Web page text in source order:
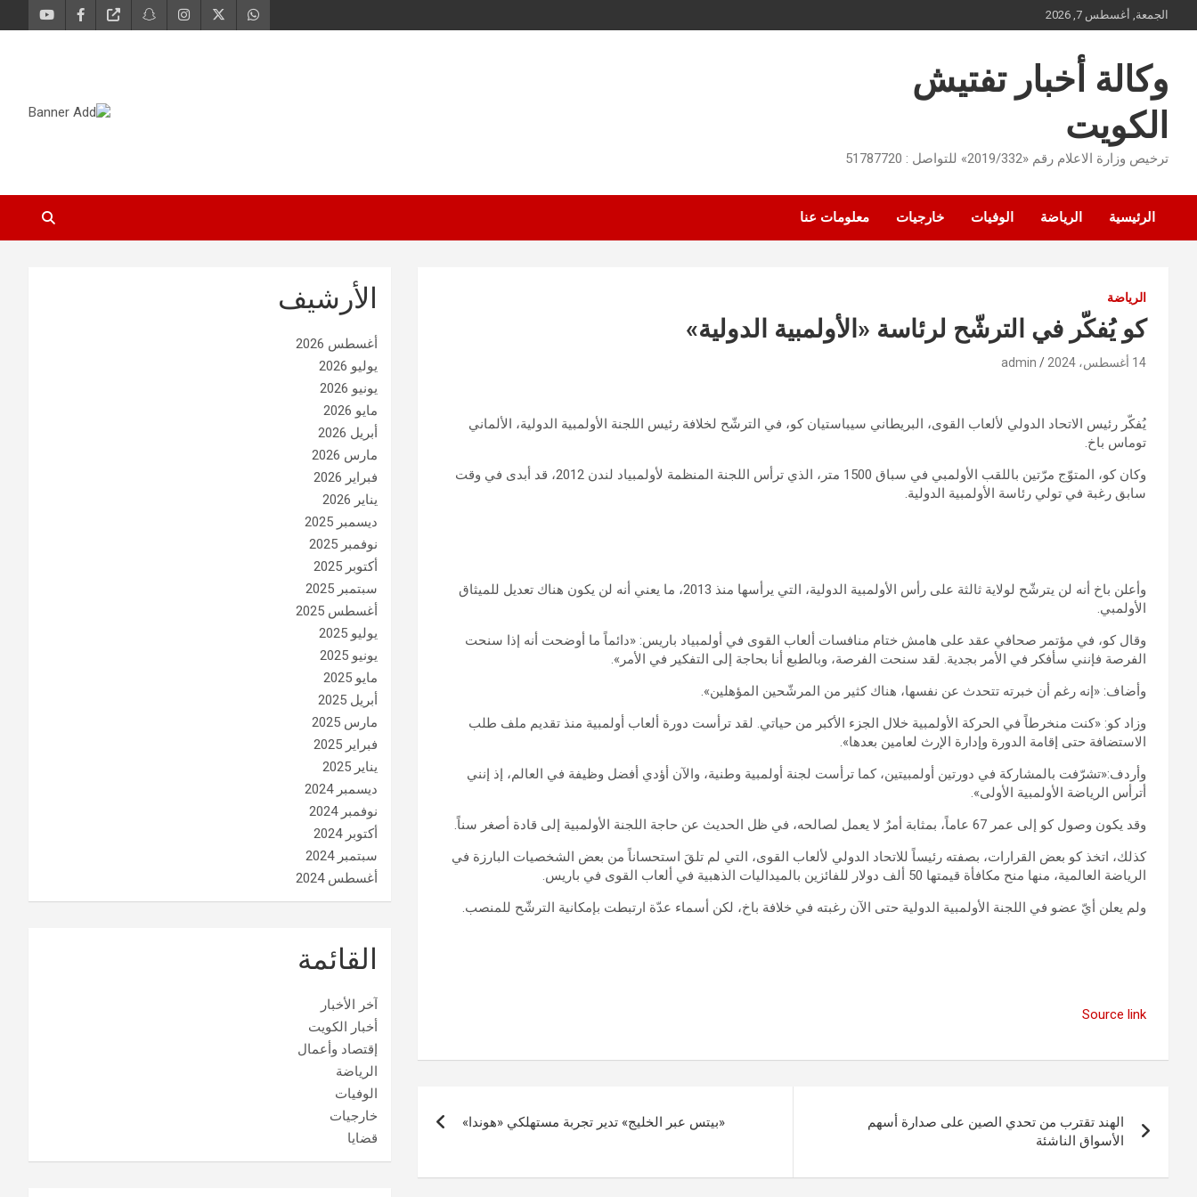
to
الجمعة, أغسطس 7, 2026
وكالة أخبار تفتيش
الكويت
ترخيص وزارة الاعلام رقم «2019/332» للتواصل : 51787720
الرئيسية الرياضة الوفيات خارجيات معلومات عنا
الرياضة
كو يُفكّر في الترشّح لرئاسة «الأولمبية الدولية»
14 أغسطس، 2024 admin
يُفكّر رئيس الاتحاد الدولي لألعاب القوى، البريطاني سيباستيان كو، في الترشّح لخلافة رئيس اللجنة الأولمبية الدولية، الألماني
توماس باخ.
وكان كو، المتوّج مرّتين باللقب الأولمبي في سباق 1500 متر، الذي ترأس اللجنة المنظمة لأولمبياد لندن 2012، قد أبدى في وقت
سابق رغبة في تولي رئاسة الأولمبية الدولية.
وأعلن باخ أنه لن يترشّح لولاية ثالثة على رأس الأولمبية الدولية، التي يرأسها منذ 2013، ما يعني أنه لن يكون هناك تعديل للميثاق
الأولمبي.
وقال كو، في مؤتمر صحافي عقد على هامش ختام منافسات ألعاب القوى في أولمبياد باريس: «دائماً ما أوضحت أنه إذا سنحت
الفرصة فإنني سأفكر في الأمر بجدية. لقد سنحت الفرصة، وبالطبع أنا بحاجة إلى التفكير في الأمر».
وأضاف: «إنه رغم أن خبرته تتحدث عن نفسها، هناك كثير من المرشّحين المؤهلين».
وزاد كو: «كنت منخرطاً في الحركة الأولمبية خلال الجزء الأكبر من حياتي. لقد ترأست دورة ألعاب أولمبية منذ تقديم ملف طلب
الاستضافة حتى إقامة الدورة وإدارة الإرث لعامين بعدها».
وأردف:«تشرّفت بالمشاركة في دورتين أولمبيتين، كما ترأست لجنة أولمبية وطنية، والآن أؤدي أفضل وظيفة في العالم، إذ إنني
أترأس الرياضة الأولمبية الأولى».
وقد يكون وصول كو إلى عمر 67 عاماً، بمثابة أمرٌ لا يعمل لصالحه، في ظل الحديث عن حاجة اللجنة الأولمبية إلى قادة أصغر سناً.
كذلك، اتخذ كو بعض القرارات، بصفته رئيساً للاتحاد الدولي لألعاب القوى، التي لم تلقَ استحساناً من بعض الشخصيات البارزة في
الرياضة العالمية، منها منح مكافأة قيمتها 50 ألف دولار للفائزين بالميداليات الذهبية في ألعاب القوى في باريس.
ولم يعلن أيّ عضو في اللجنة الأولمبية الدولية حتى الآن رغبته في خلافة باخ، لكن أسماء عدّة ارتبطت بإمكانية الترشّح للمنصب.
Source link
المقالات
الهند تقترب من تحدي الصين على صدارة أسهم
الأسواق الناشئة
«بيتس عبر الخليج» تدير تجربة مستهلكي «هوندا»
الأرشيف
أغسطس 2026
يوليو 2026
يونيو 2026
مايو 2026
أبريل 2026
مارس 2026
فبراير 2026
يناير 2026
ديسمبر 2025
نوفمبر 2025
أكتوبر 2025
سبتمبر 2025
أغسطس 2025
يوليو 2025
يونيو 2025
مايو 2025
أبريل 2025
مارس 2025
فبراير 2025
يناير 2025
ديسمبر 2024
نوفمبر 2024
أكتوبر 2024
سبتمبر 2024
أغسطس 2024
القائمة
آخر الأخبار
أخبار الكويت
إقتصاد وأعمال
الرياضة
الوفيات
خارجيات
قضايا